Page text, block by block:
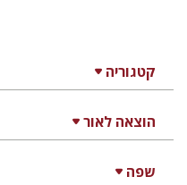
קטגוריה
הוצאה לאור
שפה